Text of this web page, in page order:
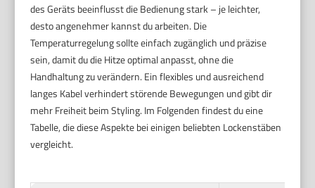
des Geräts beeinflusst die Bedienung stark – je leichter,
desto angenehmer kannst du arbeiten. Die
Temperaturregelung sollte einfach zugänglich und präzise
sein, damit du die Hitze optimal anpasst, ohne die
Handhaltung zu verändern. Ein flexibles und ausreichend
langes Kabel verhindert störende Bewegungen und gibt dir
mehr Freiheit beim Styling. Im Folgenden findest du eine
Tabelle, die diese Aspekte bei einigen beliebten Lockenstäben
vergleicht.